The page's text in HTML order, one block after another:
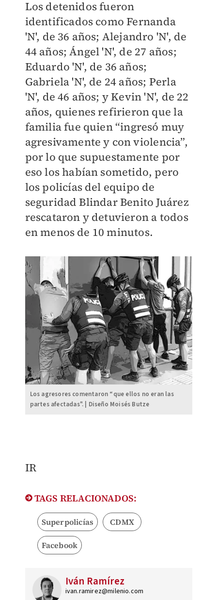
Los detenidos fueron
identificados como Fernanda
'N', de 36 años; Alejandro 'N', de
44 años; Ángel 'N', de 27 años;
Eduardo 'N', de 36 años;
Gabriela 'N', de 24 años; Perla
'N', de 46 años; y Kevin 'N', de 22
años, quienes refirieron que la
familia fue quien “ingresó muy
agresivamente y con violencia”,
por lo que supuestamente por
eso los habían sometido, pero
los policías del equipo de
seguridad Blindar Benito Juárez
rescataron y detuvieron a todos
en menos de 10 minutos.
Los agresores comentaron “que ellos no eran las
partes afectadas". | Diseño Moisés Butze
​IR
TAGS RELACIONADOS:
Superpolicías CDMX
Facebook
Iván Ramírez
ivan.ramirez@milenio.com